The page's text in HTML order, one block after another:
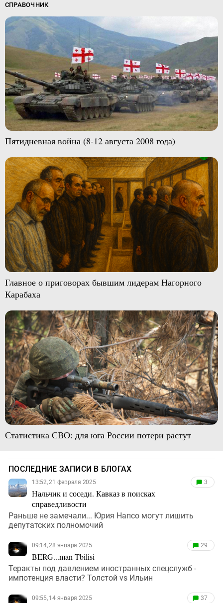
СПРАВОЧНИК
Пятидневная война (8-12 августа 2008 года)
Главное о приговорах бывшим лидерам Нагорного
Карабаха
Статистика СВО: для юга России потери растут
ПОСЛЕДНИЕ ЗАПИСИ В БЛОГАХ
13:52, 21 февраля 2025
Нальчик и соседи. Кавказ в поисках
справедливости
3
Раньше не замечали... Юрия Напсо могут лишить
депутатских полномочий
09:14, 28 января 2025
BERG...man Tbilisi
29
Теракты под давлением иностранных спецслужб -
импотенция власти? Толстой vs Ильин
09:55, 14 января 2025 37